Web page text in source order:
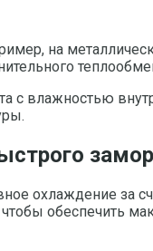
на
с влажностью
охлаждение за
обеспечить